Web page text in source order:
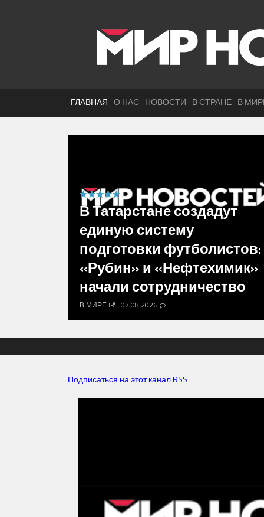
ГЛАВНАЯ О НАС НОВОСТИ В СТРАНЕ В
5 out of 5
В Татарстане создадут
единую систему
подготовки футболистов:
«Рубин» и «Нефтехимик»
начали сотрудничество
В МИРЕ 07.08.2026
Подписаться на этот канал RSS